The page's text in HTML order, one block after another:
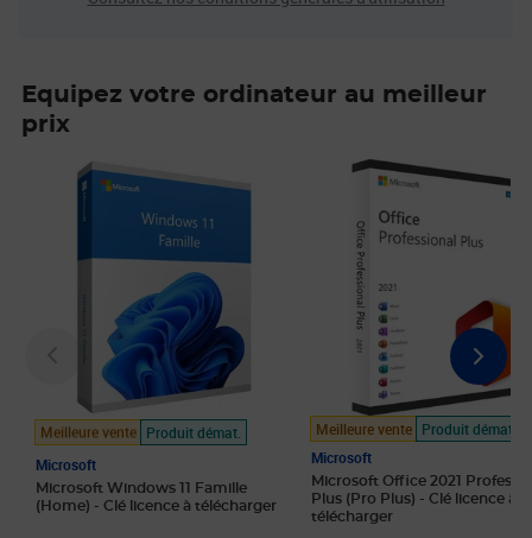
Equipez votre ordinateur au meilleur
prix
Meilleure vente Produit démat.
Microsoft
Microsoft Windows 11 Famille
(Home) - Clé licence à télécharger
Prix 7,30€
Meilleure vente Produit démat.
Microsoft
Microsoft Office 2021
Plus (Pro Plus) - Clé licence à
télécharger
Prix 23,48€